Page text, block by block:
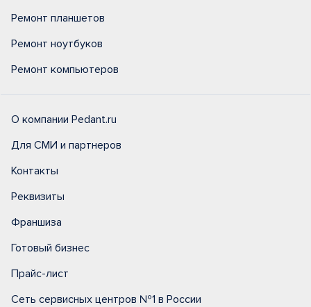
Ремонт планшетов
Ремонт ноутбуков
Ремонт компьютеров
О компании Pedant.ru
Для СМИ и партнеров
Контакты
Реквизиты
Франшиза
Готовый бизнес
Прайс-лист
Сеть сервисных центров №1 в России